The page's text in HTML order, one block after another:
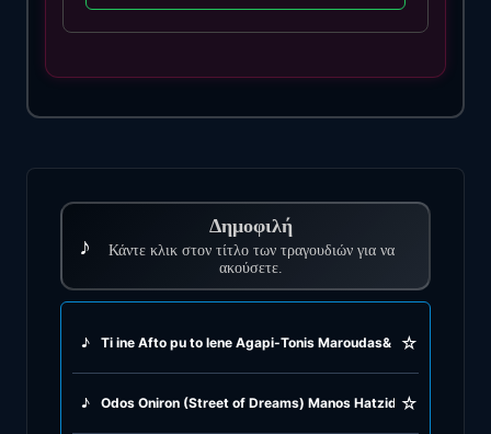
♪
Δημοφιλή
Κάντε κλικ στον τίτλο των τραγουδιών για να
ακούσετε.
♪ Ti ine Afto pu to lene Agapi-Tonis Maroudas& Sophia Loren
☆
♪ Odos Oniron (Street of Dreams) Manos Hatzidakis (1962)
☆
♪ Greek Hasaposerviko
♪
♪ Greek Oriental
♪ Greek Rock